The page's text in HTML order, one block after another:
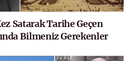
Satarak Tarihe Geçen
Bilmeniz Gerekenler